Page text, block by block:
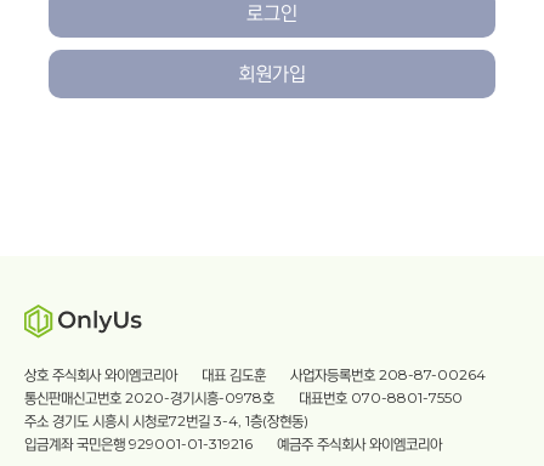
로그인
회원가입
상호 주식회사 와이엠코리아 대표 김도훈
사업자등록번호 208-87-00264
통신판매신고번호 2020-경기시흥-0978호
대표번호 070-8801-7550
주소 경기도 시흥시 시청로72번길 3-4, 1층(장현동)
입금계좌 국민은행 929001-01-319216
예금주 주식회사 와이엠코리아